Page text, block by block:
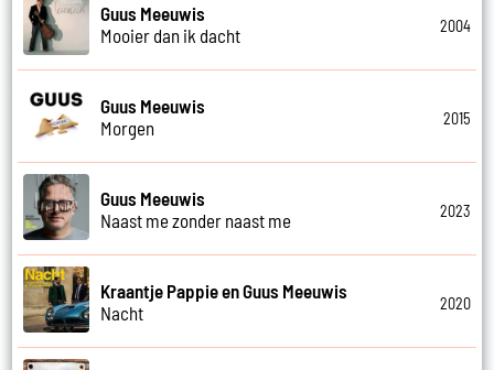
Guus Meeuwis
Mooier dan ik dacht
2004
Guus Meeuwis
Morgen
2015
Guus Meeuwis
Naast me zonder naast me
2023
Kraantje Pappie en Guus Meeuwis
Nacht
2020